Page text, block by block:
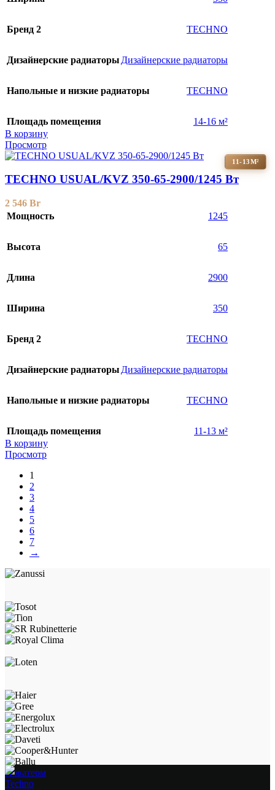
Бренд 2 TECHNO
Дизайнерские радиаторы Дизайнерские радиаторы
Напольные и низкие радиаторы TECHNO
Площадь помещения
14-16 м²
В корзину
Просмотр
11-13М²
TECHNO USUAL/KVZ 350-65-2900/1245 Вт
2 546 Br
Мощность
1245
Высота 65
Длина 2900
Ширина 350
Бренд 2 TECHNO
Дизайнерские радиаторы Дизайнерские радиаторы
Напольные и низкие радиаторы TECHNO
Площадь помещения
11-13 м²
В корзину
Просмотр
1
2
3
4
5
6
7
→
Новатерм
Techno